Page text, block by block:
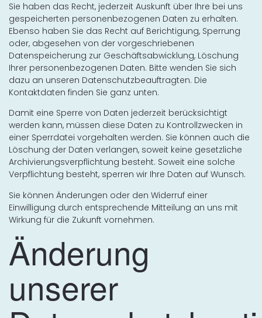
Sie haben das Recht, jederzeit Auskunft über Ihre bei uns
gespeicherten personenbezogenen Daten zu erhalten.
Ebenso haben Sie das Recht auf Berichtigung, Sperrung
oder, abgesehen von der vorgeschriebenen
Datenspeicherung zur Geschäftsabwicklung, Löschung
Ihrer personenbezogenen Daten. Bitte wenden Sie sich
dazu an unseren Datenschutzbeauftragten. Die
Kontaktdaten finden Sie ganz unten.
Damit eine Sperre von Daten jederzeit berücksichtigt
werden kann, müssen diese Daten zu Kontrollzwecken in
einer Sperrdatei vorgehalten werden. Sie können auch die
Löschung der Daten verlangen, soweit keine gesetzliche
Archivierungsverpflichtung besteht. Soweit eine solche
Verpflichtung besteht, sperren wir Ihre Daten auf Wunsch.
Sie können Änderungen oder den Widerruf einer
Einwilligung durch entsprechende Mitteilung an uns mit
Wirkung für die Zukunft vornehmen.
Änderung
unserer